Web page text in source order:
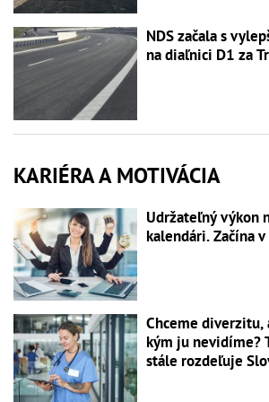
NDS začala s
na diaľnici D1 za
KARIÉRA A MOTIVÁCIA
Udržateľný výkon
kalendári. Začína
Chceme diverzitu,
kým ju nevidíme?
stále rozdeľuje